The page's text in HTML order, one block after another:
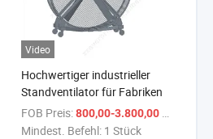
Video
Hochwertiger industrieller
Standventilator für Fabriken
FOB Preis: 800,00-3.800,00 $
Mindest. Befehl: 1 Stück